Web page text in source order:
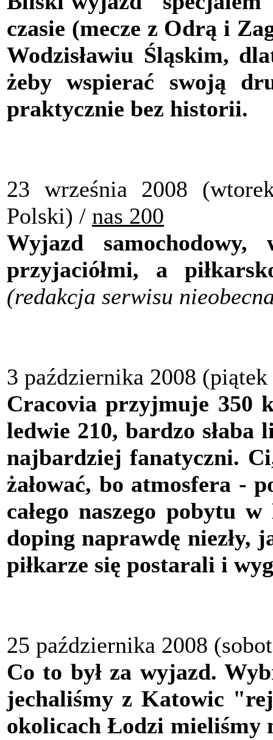
czasie (mecze z Odrą i
Wodzisławiu Śląskim,
żeby wspierać swoją
praktycznie bez historii.
23 września 2008
Polski) / nas 200
Wyjazd
przyjaciółmi, a
(redakcja serwisu
3 października 2008
Cracovia przyjmuje 350
ledwie 210, bardzo
najbardziej fanatyczni.
żałować, bo atmosfera -
całego naszego pobytu
doping naprawdę niezły,
piłkarze się postarali i
25 października 2008
Co to był za wyjazd.
jechaliśmy z Katowic
okolicach Łodzi mieliśmy